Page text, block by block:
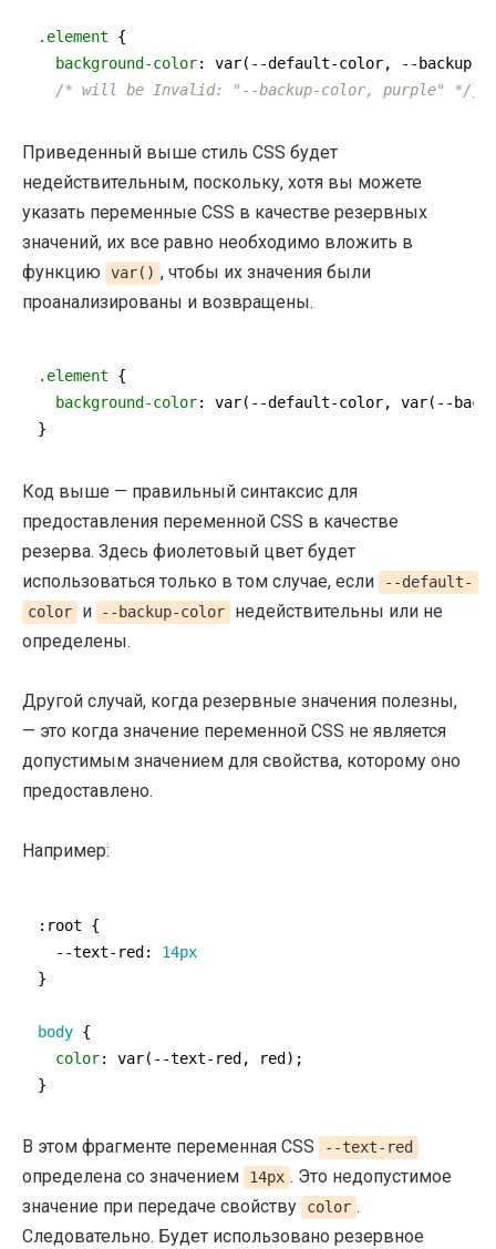
.element {
background-color: var(--default-color, --backup-
/* will be Invalid: "--backup-color, purple" */}
Приведенный выше стиль CSS будет
недействительным, поскольку, хотя вы можете
указать переменные CSS в качестве резервных
значений, их все равно необходимо вложить в
функцию
var() , чтобы их значения были
проанализированы и возвращены.
.element {
background-color: var(--default-color, var(--
}
Код выше — правильный синтаксис для
предоставления переменной CSS в качестве
резерва. Здесь фиолетовый цвет будет
использоваться только в том случае, если
--default-
color
и --backup-color
недействительны или не
определены.
Другой случай, когда резервные значения полезны,
— это когда значение переменной CSS не является
допустимым значением для свойства, которому оно
предоставлено.
Например:
:root {
--text-red: 14px
}
body {
color: var(--text-red, red);
}
В этом фрагменте переменная CSS --text-red
определена со значением 14px . Это недопустимое
значение при передаче свойству
color .
Следовательно. Будет использовано резервное